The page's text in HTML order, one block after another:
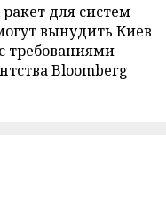
для систем
вынудить Киев
требованиями
Bloomberg